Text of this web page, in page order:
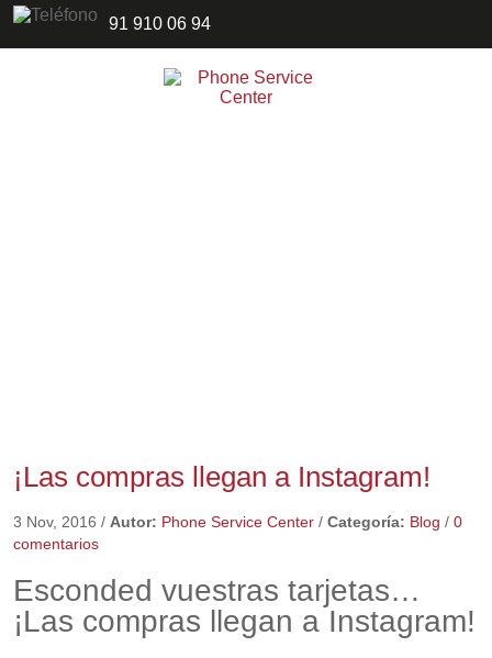
91 910 06 94
¡Las compras llegan a Instagram!
3 Nov, 2016 / Autor: Phone Service Center/ Categoría: Blog / 0
comentarios
Esconded vuestras tarjetas…
¡Las compras llegan a Instagram!